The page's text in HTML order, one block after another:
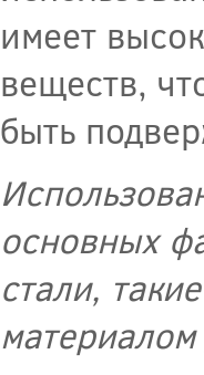
имеет
веществ,
быть
основных
стали,